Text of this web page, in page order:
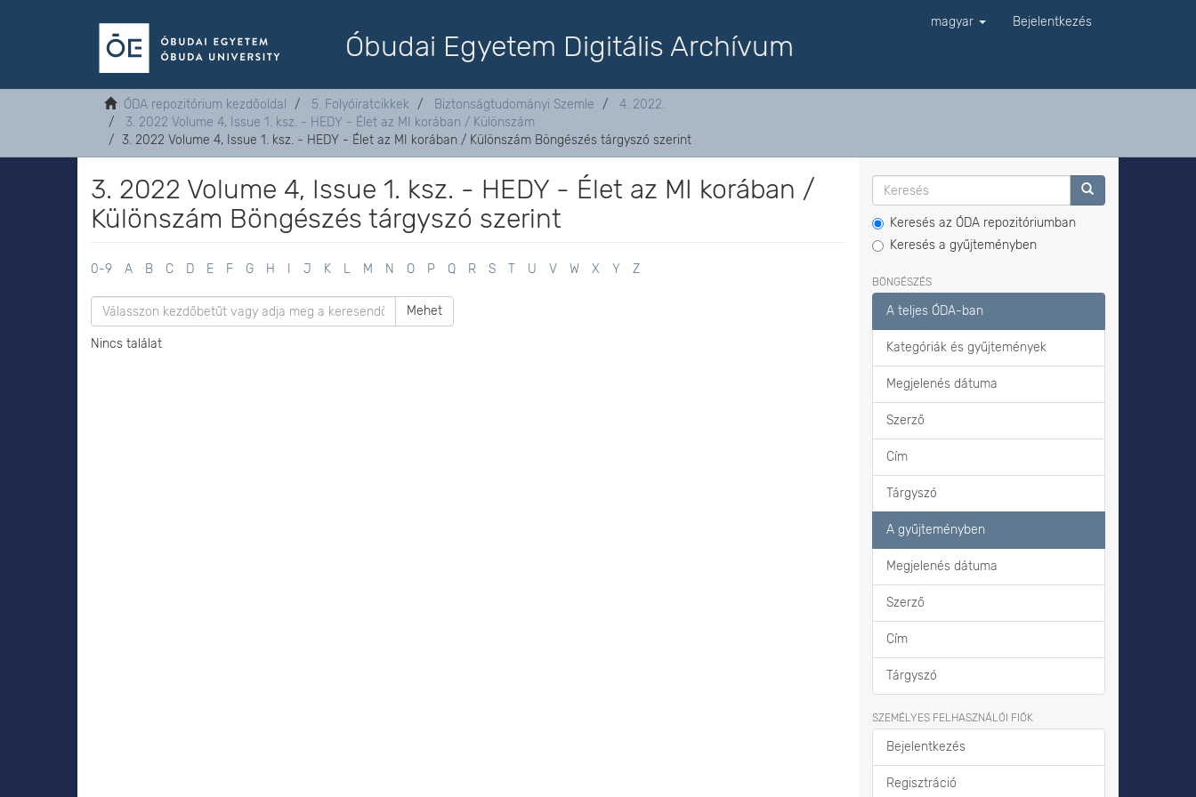
Óbudai Egyetem Digitális Archívum
magyar Bejelentkezés
ÓDA repozitórium kezdőoldal 5. Folyóiratcikkek Biztonságtudományi Szemle
4. 2022.
3. 2022 Volume 4, Issue 1. ksz. - HEDY - Élet az MI korában / Különszám
3. 2022 Volume 4, Issue 1. ksz. - HEDY - Élet az MI korában / Különszám Böngészés tárgyszó szerint
3. 2022 Volume 4, Issue 1. ksz. - HEDY - Élet az MI korában /
Különszám Böngészés tárgyszó szerint
0-9 A B C D E F G H J K L M N O P Q R S T U V W X Y Z
Mehet
Nincs találat
Keresés az ÓDA repozitóriumban
Keresés a gyűjteményben
BÖNGÉSZÉS
A teljes ÓDA-ban
Kategóriák és gyűjtemények
Megjelenés dátuma
Szerző
Cím
Tárgyszó
A gyűjteményben
Megjelenés dátuma
Szerző
Cím
Tárgyszó
SZEMÉLYES FELHASZNÁLÓI FIÓK
Bejelentkezés
Regisztráció